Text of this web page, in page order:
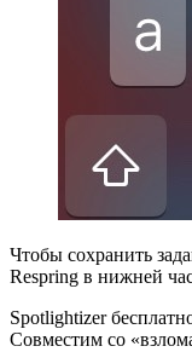
Чтобы сохранить
Respring в нижней
Spotlightizer
Совместим со